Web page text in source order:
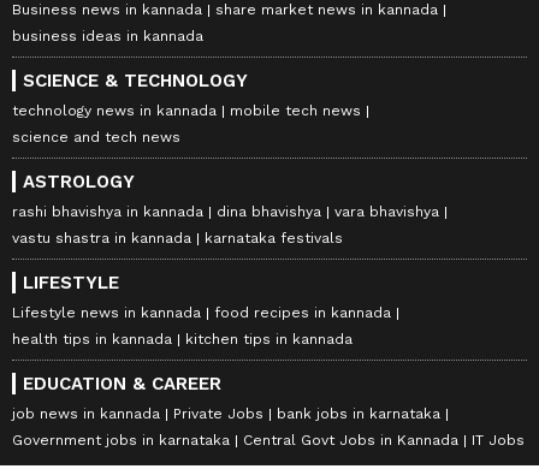
Business news in kannada
share market news in kannada
business ideas in kannada
SCIENCE & TECHNOLOGY
technology news in kannada
mobile tech news
science and tech news
ASTROLOGY
rashi bhavishya in kannada dina bhavishya
vara bhavishya
vastu shastra in kannada
karnataka festivals
LIFESTYLE
Lifestyle news in kannada
food recipes in kannada
health tips in kannada
kitchen tips in kannada
EDUCATION & CAREER
job news in kannada Private Jobs
bank jobs in karnataka
Government jobs in karnataka
Central Govt Jobs in Kannada IT Jobs